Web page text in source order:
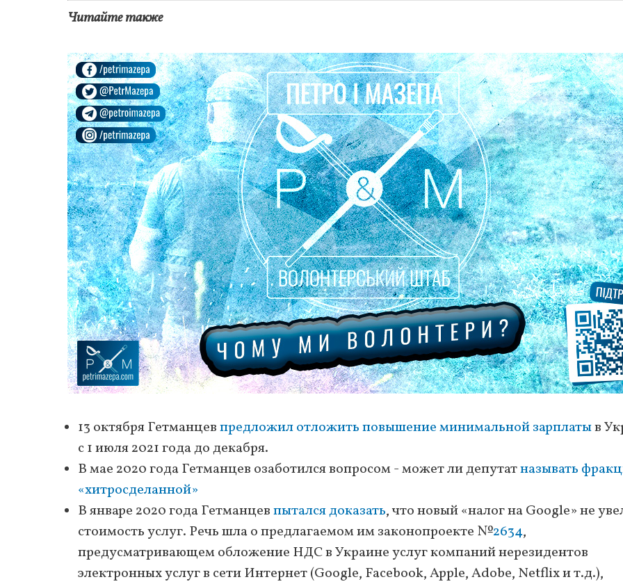
Читайте также
13 октября Гетманцевпредложил отложить повышение минимальной зарплатыв
с 1 июля 2021 года до декабря.
В мае 2020 года Гетманцев озаботился вопросом - может ли депутатназывать
«хитросделанной»
В январе 2020 года Гетманцевпытался доказать, что новый «налог на Google» не
стоимость услуг. Речь шла о предлагаемом им законопроекте №2634,
предусматривающем обложение НДС в Украине услуг компаний нерезидентов
электронных услуг в сети Интернет (Google, Facebook, Apple, Adobe, Netflix и т.д.),